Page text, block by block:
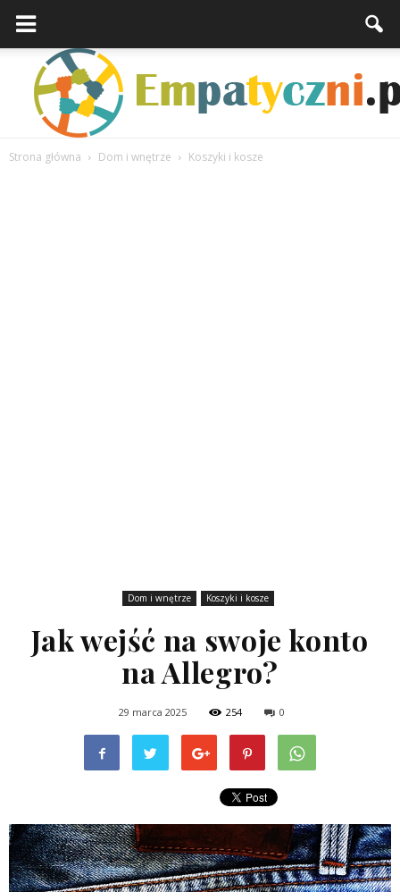
Strona główna Dom i wnętrze Koszyki i kosze
Dom i wnętrze Koszyki i kosze
Jak wejść na swoje konto
na Allegro?
29 marca 2025 254 0